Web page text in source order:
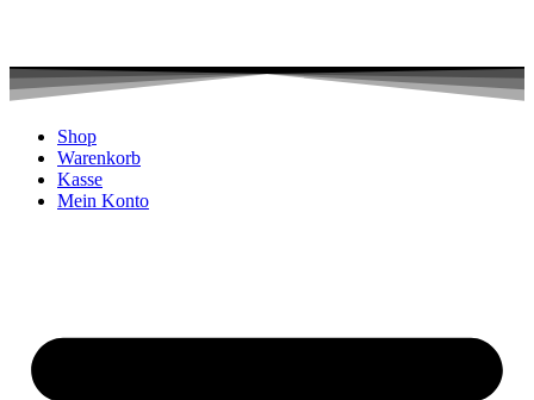
Shop
Warenkorb
Kasse
Mein Konto